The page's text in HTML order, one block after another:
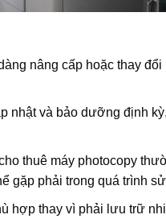
nâng cấp hoặc thay
nhật và bảo dưỡng định
thuê máy photocopy
gặp phải trong quá trình
hợp thay vì phải lưu trữ